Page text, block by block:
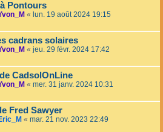
Pontours
« lun. 19 août 2024 19:15
cadrans solaires
« jeu. 29 févr. 2024 17:42
CadsolOnLine
« mer. 31 janv. 2024 10:31
Fred Sawyer
« mar. 21 nov. 2023 22:49